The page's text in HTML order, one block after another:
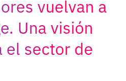
vuelvan a
Una visión
el sector de